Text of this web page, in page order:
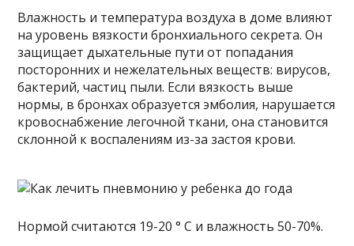
Влажность и температура воздуха в доме влияют
на уровень вязкости бронхиального секрета. Он
защищает дыхательные пути от попадания
посторонних и нежелательных веществ: вирусов,
бактерий, частиц пыли. Если вязкость выше
нормы, в бронхах образуется эмболия, нарушается
кровоснабжение легочной ткани, она становится
склонной к воспалениям из-за застоя крови.
Нормой считаются 19-20 ° C и влажность 50-70%.